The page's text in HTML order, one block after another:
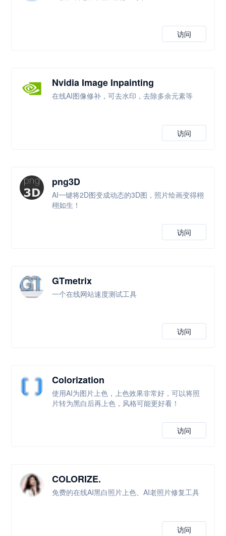
访问
Nvidia Image Inpainting
在线AI图像修补，可去水印，去除多余元素等
访问
png3D
AI一键将2D图变成动态的3D图，照片绘画变得栩
栩如生！
访问
GTmetrix
一个在线网站速度测试工具
访问
Colorization
使用AI为图片上色，上色效果非常好，可以将照
片转为黑白后再上色，风格可能更好看！
访问
COLORIZE.
免费的在线AI黑白照片上色、AI老照片修复工具
访问